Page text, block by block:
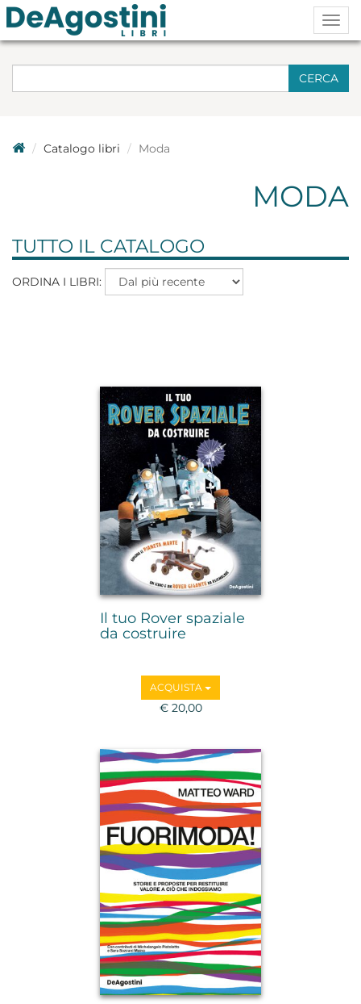
CERCA
Catalogo libri Moda
MODA
TUTTO IL CATALOGO
ORDINA I LIBRI:
Il tuo Rover spaziale
da costruire
ACQUISTA
€ 20,00